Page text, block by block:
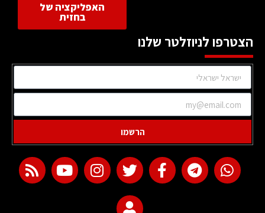
האפליקציה של
בחזית
הצטרפו לניוזלטר שלנו
הרשמו